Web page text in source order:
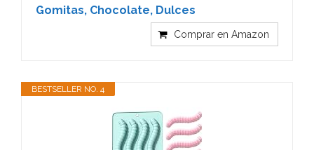
Gomitas, Chocolate, Dulces
Comprar en Amazon
BESTSELLER NO. 4